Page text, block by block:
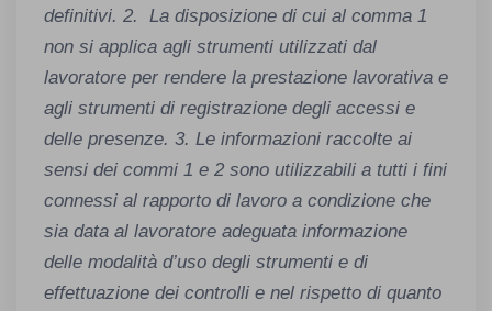
definitivi. 2. La disposizione di cui al comma 1
non si applica agli strumenti utilizzati dal
lavoratore per rendere la prestazione lavorativa e
agli strumenti di registrazione degli accessi e
delle presenze. 3. Le informazioni raccolte ai
sensi dei commi 1 e 2 sono utilizzabili a tutti i fini
connessi al rapporto di lavoro a condizione che
sia data al lavoratore adeguata informazione
delle modalità d’uso degli strumenti e di
effettuazione dei controlli e nel rispetto di quanto